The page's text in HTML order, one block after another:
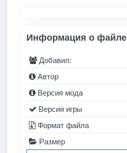
Информация о файле
Добавил:
Автор
Версия мода
Версия игры
Формат файла
Размер